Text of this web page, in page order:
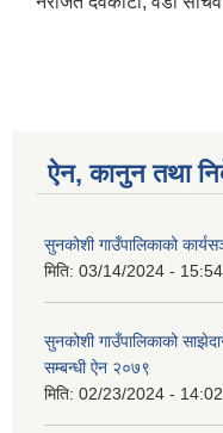
ऐन, कानुन तथा
सुनकोशी गाउँपालिकाको
मिति: 03/14/2024 - 15:54
सुनकोशी गाउँपालिकाको
सम्बन्धी ऐन २०७९
मिति: 02/23/2024 - 14:02